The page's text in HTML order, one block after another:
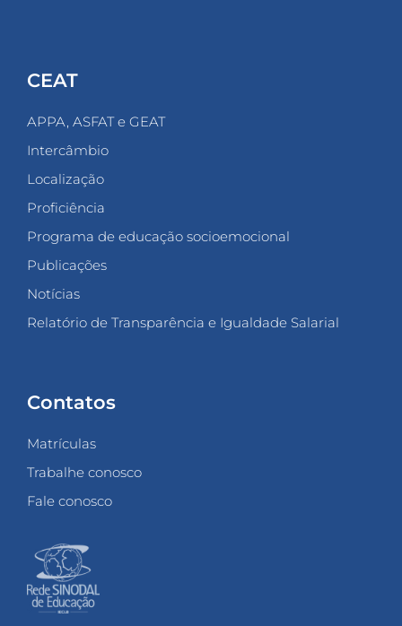
CEAT
APPA, ASFAT e GEAT
Intercâmbio
Localização
Proficiência
Programa de educação socioemocional
Publicações
Notícias
Relatório de Transparência e Igualdade Salarial
Contatos
Matrículas
Trabalhe conosco
Fale conosco